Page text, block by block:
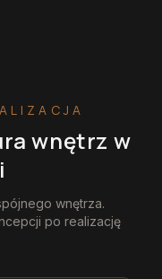
wnętrz w
wnętrza.
po realizację